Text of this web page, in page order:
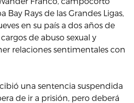
Rays de las Grandes Ligas,
en su país a dos años de
de abuso sexual y
relaciones sentimentales con
una sentencia suspendida
de ir a prisión, pero deberá